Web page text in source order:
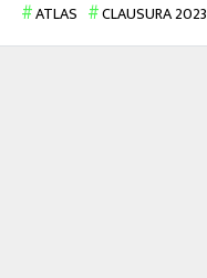
ATLAS CLAUSURA 2023